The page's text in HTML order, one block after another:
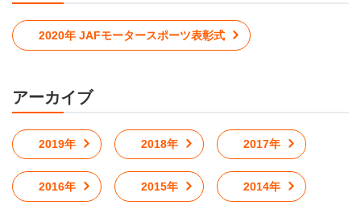
2020年 JAFモータースポーツ表彰式
アーカイブ
2019年 2018年 2017年
2016年 2015年 2014年